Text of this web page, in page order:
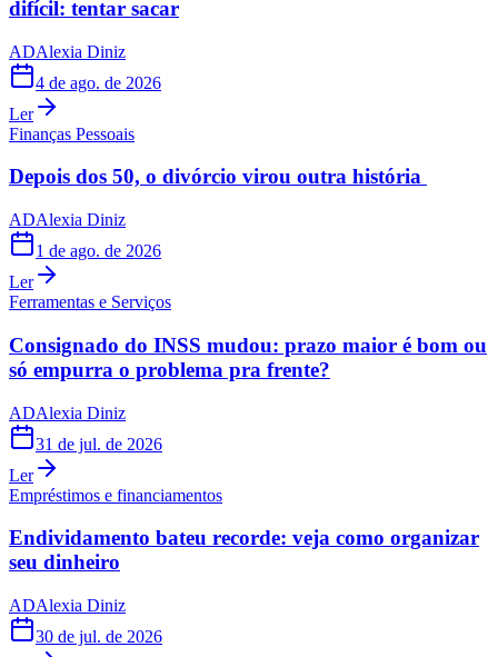
difícil: tentar sacar
ADAlexia Diniz
4 de ago. de 2026
Ler
Finanças Pessoais
Depois dos 50, o divórcio virou outra história
ADAlexia Diniz
1 de ago. de 2026
Ler
Ferramentas e Serviços
Consignado do INSS mudou: prazo maior é bom ou
só empurra o problema pra frente?
ADAlexia Diniz
31 de jul. de 2026
Ler
Empréstimos e financiamentos
Endividamento bateu recorde: veja como organizar
seu dinheiro
ADAlexia Diniz
30 de jul. de 2026